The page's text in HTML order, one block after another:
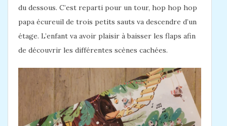
du dessous. C’est reparti pour un tour, hop hop hop
papa écureuil de trois petits sauts va descendre d’un
étage. L’enfant va avoir plaisir à baisser les flaps afin
de découvrir les différentes scènes cachées.